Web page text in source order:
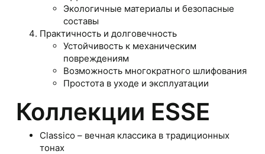
Экологичные материалы и безопасные
составы
Практичность и долговечность
Устойчивость к механическим
повреждениям
Возможность многократного шлифования
Простота в уходе и эксплуатации
Коллекции ESSE
Classico – вечная классика в традиционных
тонах